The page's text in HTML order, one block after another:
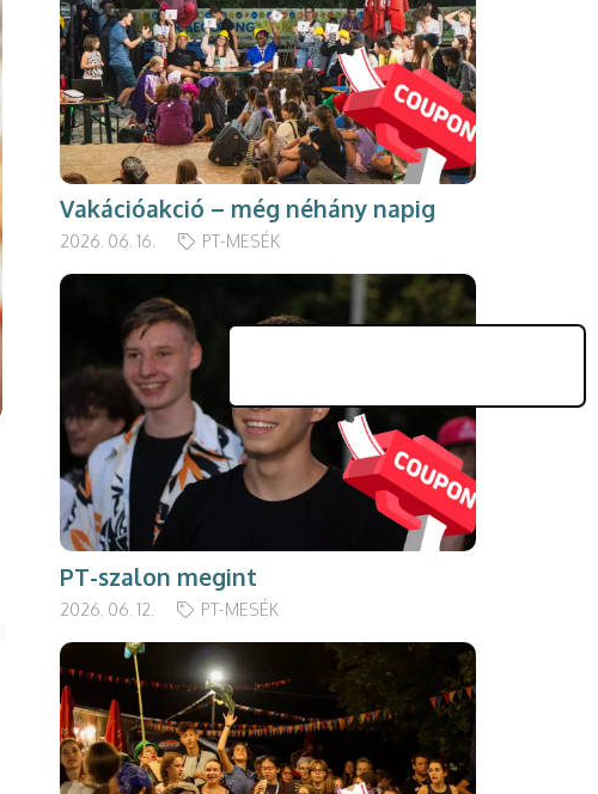
Vakációakció – még néhány napig
2026. 06. 16. PT-MESÉK
PT-szalon megint
2026. 06. 12. PT-MESÉK